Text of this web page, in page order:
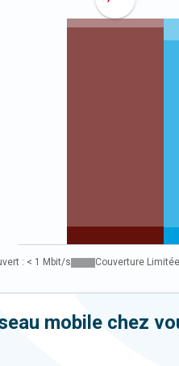
: < 1 Mbit/s Couverture
mobile chez